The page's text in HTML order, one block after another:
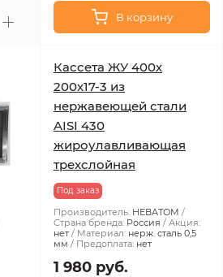
В корзину
Кассета ЖУ 400х
200х17-3 из
нержавеющей стали
AISI 430
жироулавливающая
трехслойная
Под заказ
Производитель: НЕВАТОМ
Страна бренда: Россия
Акция:
нет
Материал: нерж. сталь 0,5
мм
Предоплата: нет
1 980 руб.